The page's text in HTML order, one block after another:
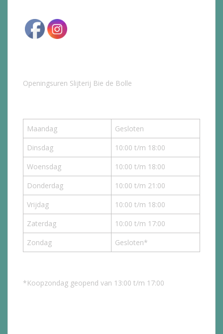
Openingsuren Slijterij Bie de Bolle
Maandag
Gesloten
Dinsdag
10:00 t/m 18:00
Woensdag
10:00 t/m 18:00
Donderdag
10:00 t/m 21:00
Vrijdag
10:00 t/m 18:00
Zaterdag
10:00 t/m 17:00
Zondag
Gesloten*
*Koopzondag geopend van 13:00 t/m 17:00